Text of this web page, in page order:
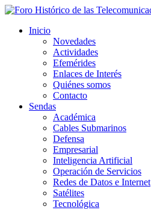
Inicio
Novedades
Actividades
Efemérides
Enlaces de Interés
Quiénes somos
Contacto
Sendas
Académica
Cables Submarinos
Defensa
Empresarial
Inteligencia Artificial
Operación de Servicios
Redes de Datos e Internet
Satélites
Tecnológica